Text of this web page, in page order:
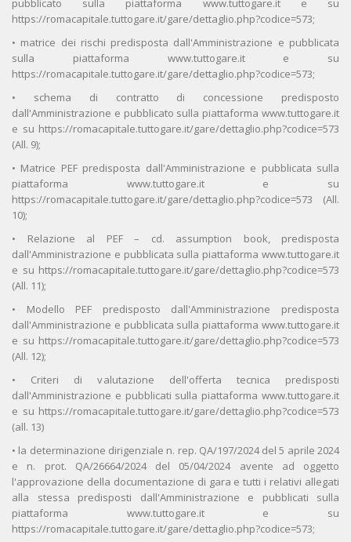
pubblicato sulla piattaforma www.tuttogare.it e su
https://romacapitale.tuttogare.it/gare/dettaglio.php?codice=573;
• matrice dei rischi predisposta dall'Amministrazione e pubblicata
sulla piattaforma www.tuttogare.it e su
https://romacapitale.tuttogare.it/gare/dettaglio.php?codice=573;
• schema di contratto di concessione predisposto
dall'Amministrazione e pubblicato sulla piattaforma www.tuttogare.it
e su https://romacapitale.tuttogare.it/gare/dettaglio.php?codice=573
(All. 9);
• Matrice PEF predisposta dall'Amministrazione e pubblicata sulla
piattaforma www.tuttogare.it e su
https://romacapitale.tuttogare.it/gare/dettaglio.php?codice=573 (All.
10);
• Relazione al PEF – cd. assumption book, predisposta
dall'Amministrazione e pubblicata sulla piattaforma www.tuttogare.it
e su https://romacapitale.tuttogare.it/gare/dettaglio.php?codice=573
(All. 11);
• Modello PEF predisposto dall'Amministrazione predisposta
dall'Amministrazione e pubblicata sulla piattaforma www.tuttogare.it
e su https://romacapitale.tuttogare.it/gare/dettaglio.php?codice=573
(All. 12);
• Criteri di valutazione dell'offerta tecnica predisposti
dall'Amministrazione e pubblicati sulla piattaforma www.tuttogare.it
e su https://romacapitale.tuttogare.it/gare/dettaglio.php?codice=573
(all. 13)
• la determinazione dirigenziale n. rep. QA/197/2024 del 5 aprile 2024
e n. prot. QA/26664/2024 del 05/04/2024 avente ad oggetto
l'approvazione della documentazione di gara e tutti i relativi allegati
alla stessa predisposti dall'Amministrazione e pubblicati sulla
piattaforma www.tuttogare.it e su
https://romacapitale.tuttogare.it/gare/dettaglio.php?codice=573;